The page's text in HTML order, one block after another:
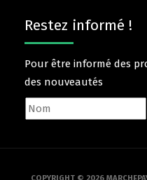
Restez informé !
Pour être informé des
des nouveautés
COPYRIGHT © 2026